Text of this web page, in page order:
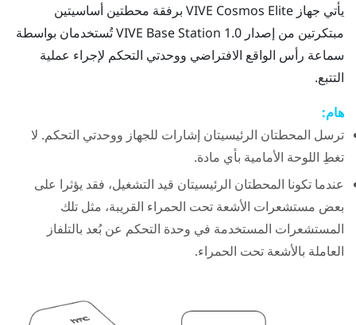
يأتي جهاز VIVE Cosmos Elite برفقة محطتين أساسيتين
مبتكرتين من إصدار
VIVEBase Station 1.0 تُستخدمان بواسطة
سماعة رأس الواقع الافتراضي ووحدتي التحكم لإجراء عملية
التتبع.
هام:
ترسل المحطتان الرئيسيتان إشارات للجهاز ووحدتي التحكم. لا
تغطِ اللوحة الأمامية بأي مادة.
عندما تكونا المحطتان الرئيسيتان قيد التشغيل، فقد يؤثرا على
بعض مستشعرات الأشعة تحت الحمراء القريبة، مثل تلك
المستشعرات المستخدمة في وحدة التحكم عن بُعد بالتلفاز
العاملة بالأشعة تحت الحمراء.